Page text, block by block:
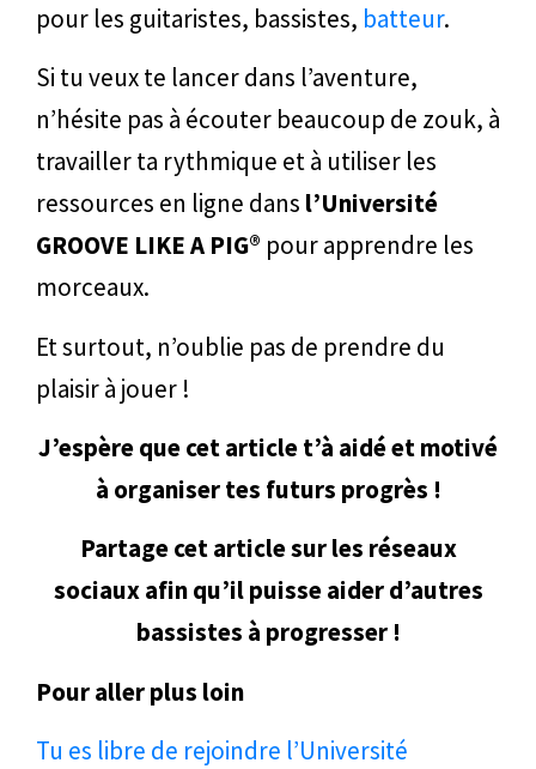
pour les guitaristes, bassistes, batteur.
Si tu veux te lancer dans l’aventure,
n’hésite pas à écouter beaucoup de zouk, à
travailler ta rythmique et à utiliser les
ressources en ligne dans l’Université
GROOVE LIKE A PIG® pour apprendre les
morceaux.
Et surtout, n’oublie pas de prendre du
plaisir à jouer !
J’espère que cet article t’à aidé et motivé
à organiser tes futurs progrès !
Partage cet article sur les réseaux
sociaux afin qu’il puisse aider d’autres
bassistes à progresser !
Pour aller plus loin
Tu es libre de rejoindre l’Université